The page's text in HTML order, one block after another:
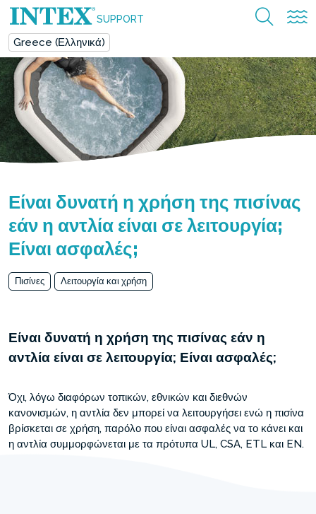
SUPPORT
Greece (Ελληνικά)
Είναι δυνατή η χρήση της πισίνας
εάν η αντλία είναι σε λειτουργία;
Είναι ασφαλές;
Πισίνες Λειτουργία και χρήση
Είναι δυνατή η χρήση της πισίνας εάν η
αντλία είναι σε λειτουργία; Είναι ασφαλές;
Όχι, λόγω διαφόρων τοπικών, εθνικών και διεθνών
κανονισμών, η αντλία δεν μπορεί να λειτουργήσει ενώ η πισίνα
βρίσκεται σε χρήση, παρόλο που είναι ασφαλές να το κάνει και
η αντλία συμμορφώνεται με τα πρότυπα UL, CSA, ETL και EN.